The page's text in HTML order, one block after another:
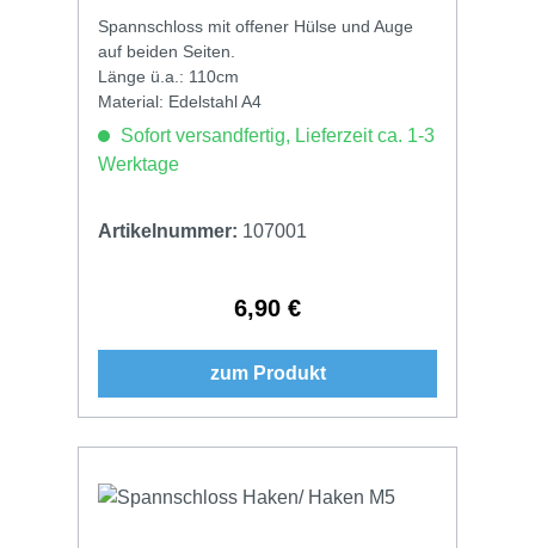
Spannschloss mit offener Hülse und Auge
auf beiden Seiten.
Länge ü.a.: 110cm
Material: Edelstahl A4
Sofort versandfertig, Lieferzeit ca. 1-3
Werktage
Artikelnummer: 107001
Regulärer Preis:
6,90 €
zum Produkt